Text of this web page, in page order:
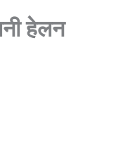
हेलन